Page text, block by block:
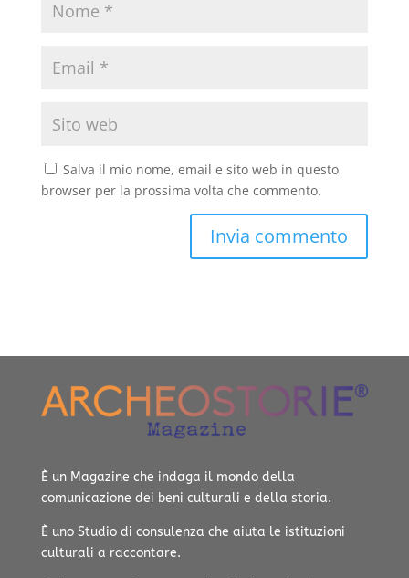
Salva il mio nome, email e sito web in questo
browser per la prossima volta che commento.
È un Magazine che indaga il mondo della
comunicazione dei beni culturali e della storia.
È uno Studio di consulenza che aiuta le istituzioni
culturali a raccontare.